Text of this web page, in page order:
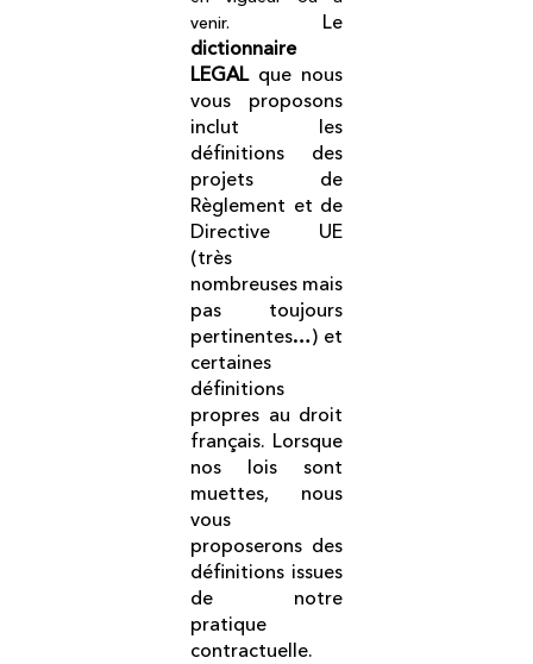
venir. Le
dictionnaire
LEGAL que nous
vous proposons
inclut les
définitions des
projets de
Règlement et de
Directive UE
(très
nombreuses mais
pas toujours
pertinentes…) et
certaines
définitions
propres au droit
français. Lorsque
nos lois sont
muettes, nous
vous
proposerons des
définitions issues
de notre
pratique
contractuelle.